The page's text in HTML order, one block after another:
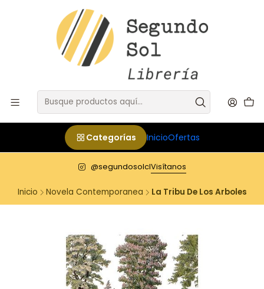
Categorías InicioOfertas
@segundosolclVisítanos
Inicio Novela Contemporanea La Tribu De Los Arboles